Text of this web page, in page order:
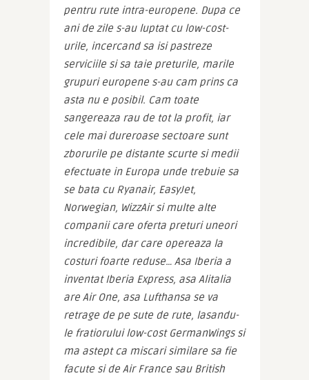
pentru rute intra-europene. Dupa ce
ani de zile s-au luptat cu low-cost-
urile, incercand sa isi pastreze
serviciile si sa taie preturile, marile
grupuri europene s-au cam prins ca
asta nu e posibil. Cam toate
sangereaza rau de tot la profit, iar
cele mai dureroase sectoare sunt
zborurile pe distante scurte si medii
efectuate in Europa unde trebuie sa
se bata cu Ryanair, EasyJet,
Norwegian, WizzAir si multe alte
companii care oferta preturi uneori
incredibile, dar care opereaza la
costuri foarte reduse… Asa Iberia a
inventat Iberia Express, asa Alitalia
are Air One, asa Lufthansa se va
retrage de pe sute de rute, lasandu-
le fratiorului low-cost GermanWings si
ma astept ca miscari similare sa fie
facute si de Air France sau British